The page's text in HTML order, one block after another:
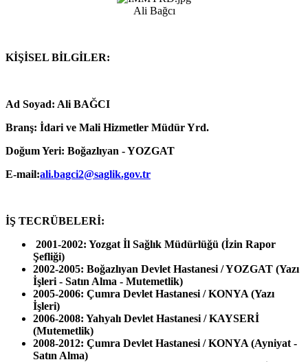
Ali Bağcı
KİŞİSEL BİLGİLER:
Ad Soyad: Ali BAĞCI
Branş: İdari ve Mali Hizmetler Müdür Yrd.
Doğum Yeri: Boğazlıyan - YOZGAT
E-mail:ali.bagci2@saglik.gov.tr
İŞ TECRÜBELERİ:
2001-2002: Yozgat İl Sağlık Müdürlüğü (İzin Rapor
Şefliği)
2002-2005: Boğazlıyan Devlet Hastanesi / YOZGAT (Yazı
İşleri - Satın Alma - Mutemetlik)
2005-2006: Çumra Devlet Hastanesi / KONYA (Yazı
İşleri)
2006-2008: Yahyalı Devlet Hastanesi / KAYSERİ
(Mutemetlik)
2008-2012: Çumra Devlet Hastanesi / KONYA (Ayniyat -
Satın Alma)